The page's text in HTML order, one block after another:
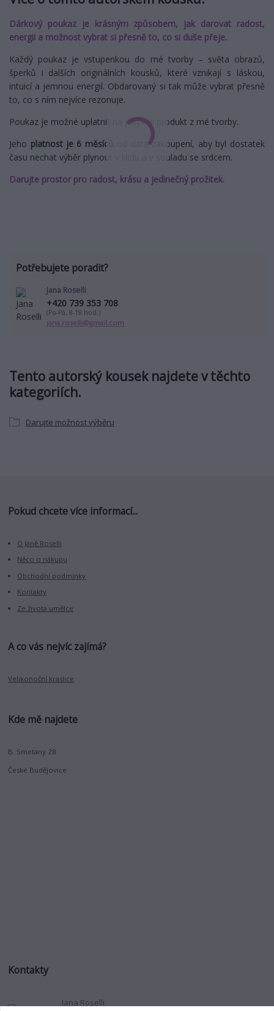
Dárkový poukaz je krásným způsobem, jak darovat radost,
energii a možnost vybrat si přesně to, co si duše přeje.
Každý poukaz je vstupenkou do mé tvorby – světa obrazů,
šperků i dalších originálních kousků, které vznikají s láskou,
intuicí a jemnou energií. Obdarovaný si tak může vybrat přesně
to, co s ním nejvíce rezonuje.
Poukaz je možné uplatnit na jakýkoli produkt z mé tvorby.
Jeho platnost je 6 měsíců
od data zakoupení, aby byl dostatek
času nechat výběr plynout v klidu a v souladu se srdcem.
Darujte prostor pro radost, krásu a jedinečný prožitek.
Tento autorský kousek najdete v těchto
kategoriích.
Darujte možnost výběru
Potřebujete poradit?
Jana Roselli
+420 739 353 708
(Po-Pá, 8-18 hod.)
jana.roselli@gmail.com
Pokud chcete více informací...
O Janě Roselli
Něco o nákupu
Obchodní podmínky
Kontakty
Ze života umělce
A co vás nejvíc zajímá?
Velikonoční kraslice
Kde mě najdete
B. Smetany 28
České Budějovice
Kontakty
Jana Roselli